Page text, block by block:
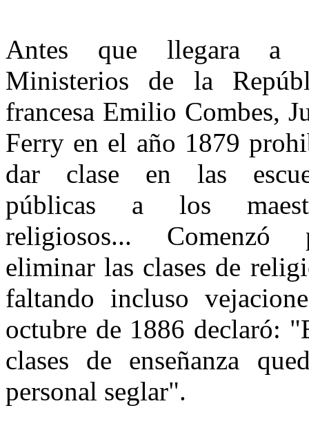
Antes que llegara a
Ministerios de la
francesa Emilio Combes,
Ferry en el año 1879
dar clase en las
públicas a los
religiosos... Comenzó
eliminar las clases de
faltando incluso
octubre de 1886 declaró:
clases de enseñanza
personal seglar".